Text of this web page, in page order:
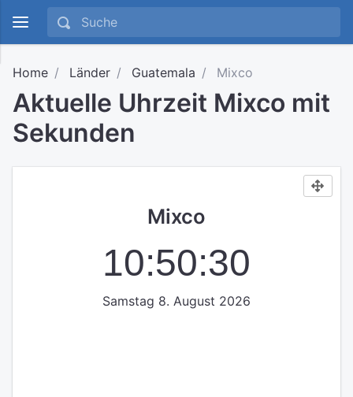
Home Länder Guatemala Mixco
Aktuelle Uhrzeit Mixco mit
Sekunden
Mixco
10:50:30
Samstag 8. August 2026